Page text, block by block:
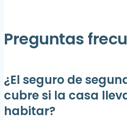
Preguntas
¿El seguro de
cubre si la casa
habitar?